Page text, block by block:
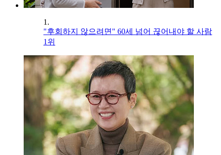
1.
"후회하지 않으려면" 60세 넘어 끊어내야 할 사람
1위